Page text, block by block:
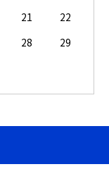
21
22
28
29